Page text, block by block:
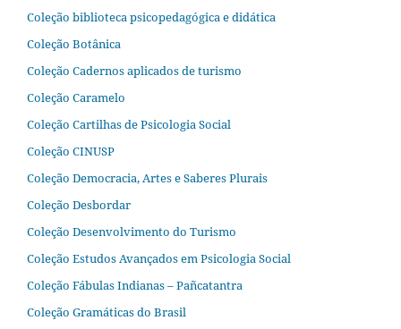
Coleção biblioteca psicopedagógica e didática
Coleção Botânica
Coleção Cadernos aplicados de turismo
Coleção Caramelo
Coleção Cartilhas de Psicologia Social
Coleção CINUSP
Coleção Democracia, Artes e Saberes Plurais
Coleção Desbordar
Coleção Desenvolvimento do Turismo
Coleção Estudos Avançados em Psicologia Social
Coleção Fábulas Indianas – Pañcatantra
Coleção Gramáticas do Brasil